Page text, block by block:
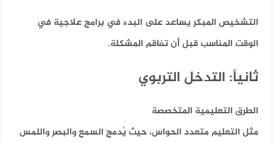
التشخيص المبكر يساعد على البدء في برامج علاجية في
الوقت المناسب قبل أن تفاقم المشكلة.
ثانياً: التدخل التربوي
الطرق التعليمية المتخصصة
مثل التعليم متعدد الحواس، حيث يُدمج السمع والبصر واللمس